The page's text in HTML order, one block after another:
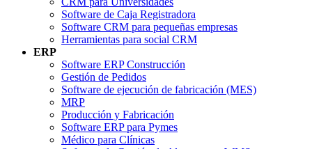
Software de Caja Registradora
Software CRM para pequeñas empresas
Herramientas para social CRM
ERP
Software ERP Construcción
Gestión de Pedidos
Software de ejecución de fabricación (MES)
MRP
Producción y Fabricación
Software ERP para Pymes
Médico para Clínicas